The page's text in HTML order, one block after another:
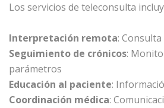
Los servicios de teleconsulta
Interpretación remota:
Seguimiento de crónicos:
parámetros
Educación al paciente:
Coordinación médica: